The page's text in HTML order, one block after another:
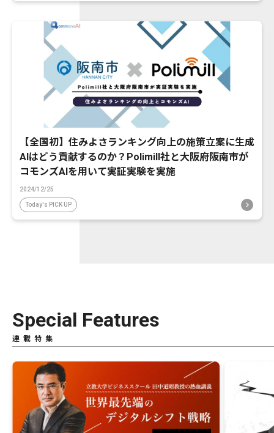
【全国初】住みよさランキング向上の施策立案に生成
AIはどう貢献するのか？Polimill社と大阪府阪南市が
コモンズAIを用いて実証実験を実施
2024/12/25
Today's PICK UP
Special Features
連載特集